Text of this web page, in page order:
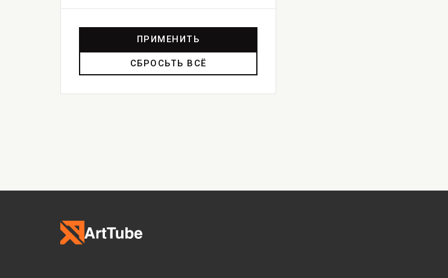
ПРИМЕНИТЬ
СБРОСЬТЬ ВСЁ